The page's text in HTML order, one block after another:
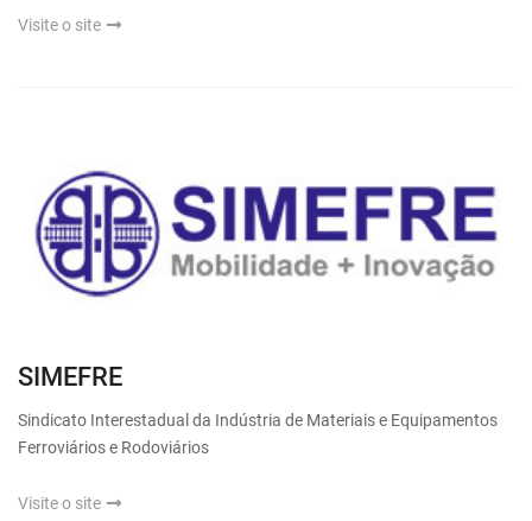
Visite o site
SIMEFRE
Sindicato Interestadual da Indústria de Materiais e Equipamentos
Ferroviários e Rodoviários
Visite o site